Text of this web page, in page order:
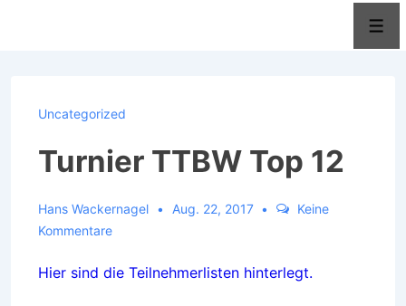
Uncategorized
Turnier TTBW Top 12
Hans Wackernagel Aug. 22, 2017
Keine
Kommentare
Hier sind die Teilnehmerlisten hinterlegt.